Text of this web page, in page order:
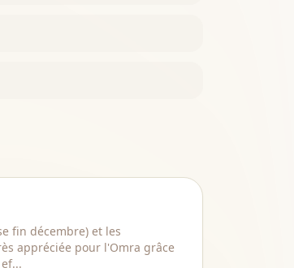
fin décembre) et les
appréciée pour l'Omra grâce